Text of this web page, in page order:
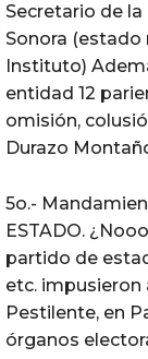
Secretario de
Sonora (estado
Instituto)
entidad 12
omisión,
Durazo
5o.-
ESTADO.
partido de
etc. impusieron
Pestilente, en
órganos